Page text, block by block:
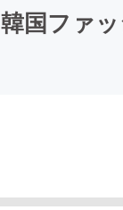
韓国ファ